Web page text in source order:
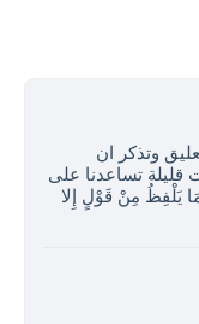
وتذكر ان
قليلة تساعدنا على
يَلْفِظُ مِنْ قَوْلٍ إِلا